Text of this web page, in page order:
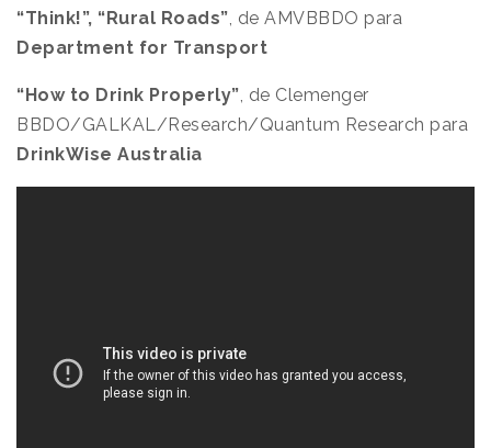
“Think!”, “Rural Roads”, de AMVBBDO para
Department for Transport
“How to Drink Properly”, de Clemenger
BBDO/GALKAL/Research/Quantum Research para
DrinkWise Australia